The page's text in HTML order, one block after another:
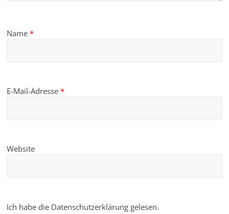
Name*
E-Mail-Adresse*
Website
Ich habe die Datenschutzerklärung gelesen.